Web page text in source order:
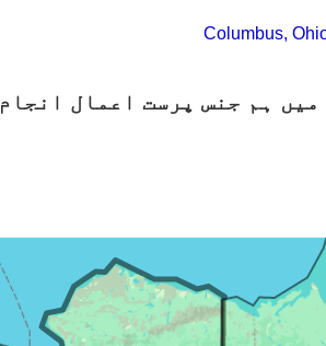
Columbus,
ہم جنس پرست اعمال انجام